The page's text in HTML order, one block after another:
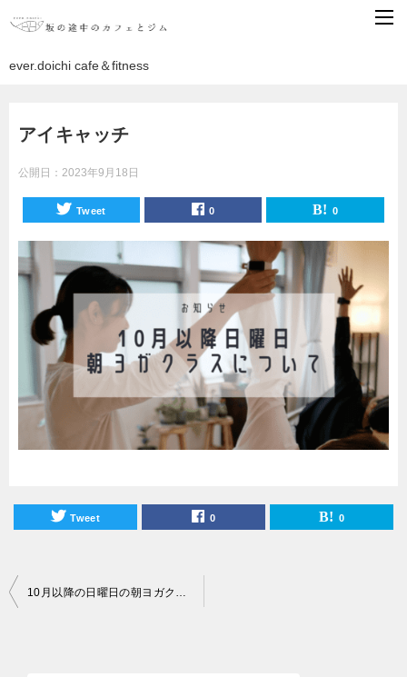
ever.doichi cafe＆fitness
アイキャッチ
公開日： 2023年9月18日
Tweet 0 0
Tweet 0 0
投
10月以降の日曜日の朝ヨガクラスについて